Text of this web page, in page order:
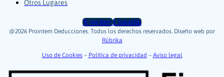
Otros Lugares
X-twitter Linkedin
@2026 Prointem Deducciones. Todos los derechos reservados. Diseño web por
Rúbrika
Uso de Cookies– Política de privacidad – Aviso legal